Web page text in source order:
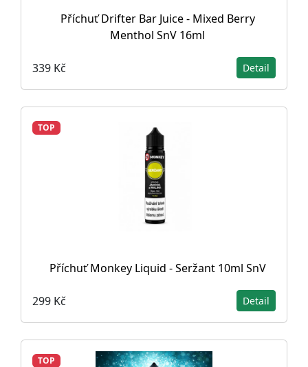
Příchuť Drifter Bar Juice - Mixed Berry
Menthol SnV 16ml
339 Kč Detail
TOP
Příchuť Monkey Liquid - Seržant 10ml SnV
299 Kč Detail
TOP